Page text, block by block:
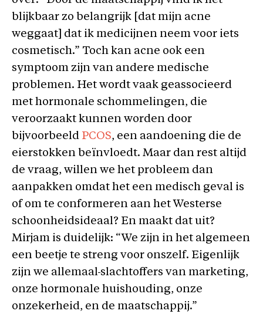
blijkbaar zo belangrijk [dat mijn acne
weggaat] dat ik medicijnen neem voor iets
cosmetisch.” Toch kan acne ook een
symptoom zijn van andere medische
problemen. Het wordt vaak geassocieerd
met hormonale schommelingen, die
veroorzaakt kunnen worden door
bijvoorbeeld PCOS, een aandoening die de
eierstokken beïnvloedt. Maar dan rest altijd
de vraag, willen we het probleem dan
aanpakken omdat het een medisch geval is
of om te conformeren aan het Westerse
schoonheidsideaal? En maakt dat uit?
Mirjam is duidelijk: “We zijn in het algemeen
een beetje te streng voor onszelf. Eigenlijk
zijn we allemaal slachtoffers van marketing,
onze hormonale huishouding, onze
onzekerheid, en de maatschappij.”